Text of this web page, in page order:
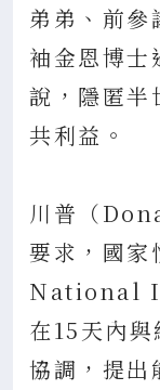
弟弟、前參
袖金恩博士
說，隱匿半
共利益。
川普（
要求，國
National
在15天內
協調，提出